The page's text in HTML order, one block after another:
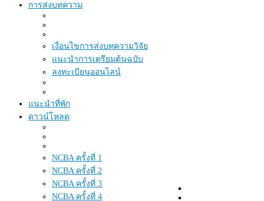
การส่งบทความ
เงื่อนไขการส่งบทความวิจัย
แนะนำการเตรียมต้นฉบับ
ลงทะเบียนออนไลน์
แนะนำที่พัก
ดาวน์โหลด
NCBA ครั้งที่ 1
NCBA ครั้งที่ 2
NCBA ครั้งที่ 3
NCBA ครั้งที่ 4